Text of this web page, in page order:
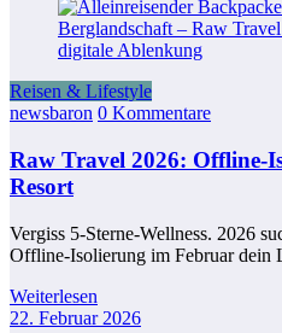
Reisen & Lifestyle
newsbaron 0 Kommentare
Raw Travel 2026: Offline-
Resort
Vergiss 5-Sterne-Wellness. 2026
Offline-Isolierung im Februar dein
Weiterlesen
22. Februar 2026